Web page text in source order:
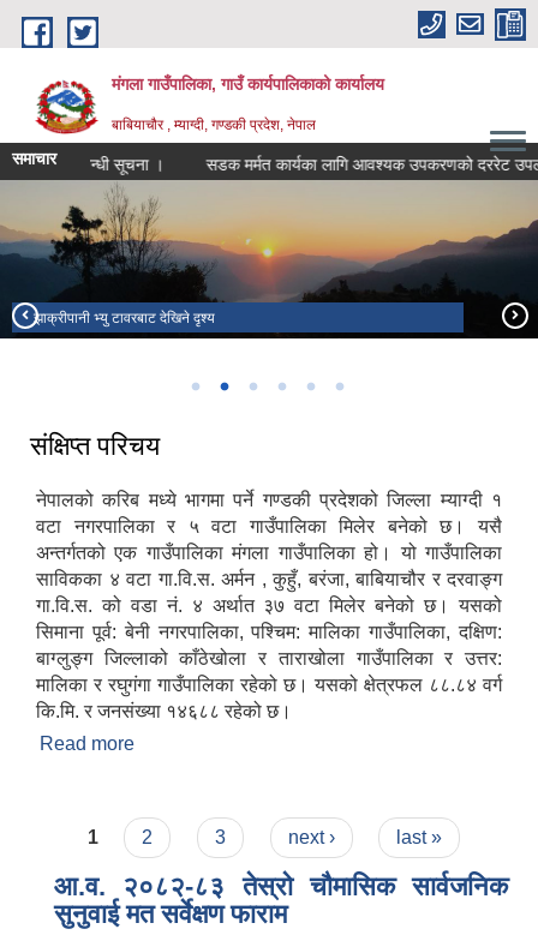
Skip to main content
मंगला गाउँपालिका, गाउँ कार्यपालिकाको कार्यालय
बाबियाचौर , म्याग्दी, गण्डकी प्रदेश, नेपाल
समाचार
हुने सम्बन्धी सूचना । सडक मर्मत कार्यका लागि आवश्यक उपकरणको दररेट उपलब्ध
झाक्रीपानी भ्यु टावर
झाक्रीपानी भ्यु टावरबाट देखिने दृश्य
टोड्के हिल्स
Todke Resort
बाबियाचौर बजार
संक्षिप्त परिचय
नेपालको करिब मध्ये भागमा पर्ने गण्डकी प्रदेशको जिल्ला म्याग्दी १
वटा नगरपालिका र ५ वटा गाउँपालिका मिलेर बनेको छ। यसै
अन्तर्गतको एक गाउँपालिका मंगला गाउँपालिका हो। यो गाउँपालिका
साविकका ४ वटा गा.वि.स. अर्मन , कुहुँ, बरंजा, बाबियाचौर र दरवाङ्ग
गा.वि.स. को वडा नं. ४ अर्थात ३७ वटा मिलेर बनेको छ। यसको
सिमाना पूर्व: बेनी नगरपालिका, पश्चिम: मालिका गाउँपालिका, दक्षिण:
बाग्लुङ्ग जिल्लाको काँठेखोला र ताराखोला गाउँपालिका र उत्तर:
मालिका र रघुगंगा गाउँपालिका रहेको छ। यसको क्षेत्रफल ८८.८४ वर्ग
कि.मि. र जनसंख्या १४६८८ रहेको छ।
Read more
Pages
1 2 3 next › last »
आ.व. २०८२-८३ तेस्रो चौमासिक सार्वजनिक
सुनुवाई मत सर्वेक्षण फाराम